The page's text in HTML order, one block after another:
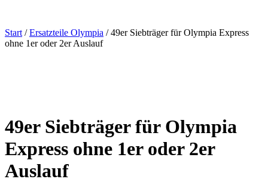
Start/Ersatzteile Olympia / 49er Siebträger für Olympia Express
ohne 1er oder 2er Auslauf
49er Siebträger für Olympia
Express ohne 1er oder 2er
Auslauf